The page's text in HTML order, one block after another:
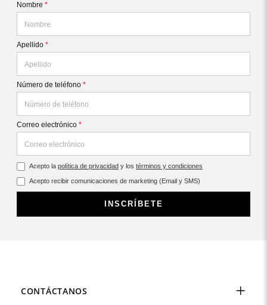
Nombre *
Apellido *
Número de teléfono *
Correo electrónico *
Acepto la política de privacidad y los términos y condiciones
Acepto recibir comunicaciones de marketing (Email y SMS)
INSCRÍBETE
CONTÁCTANOS